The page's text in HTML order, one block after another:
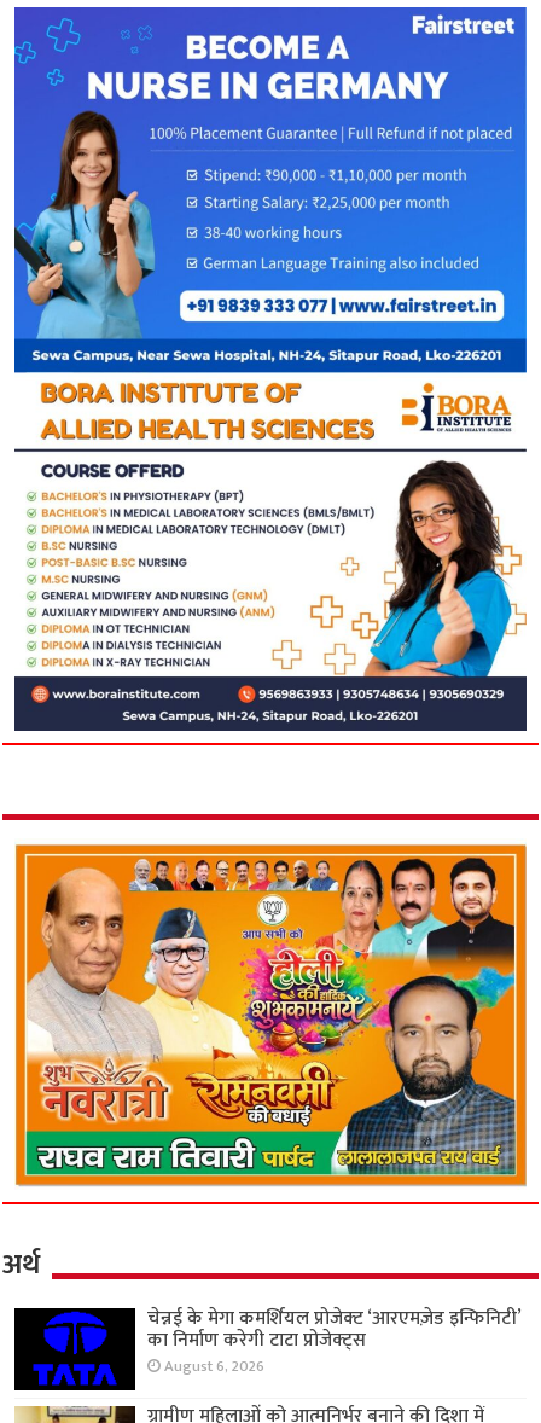
अर्थ
चेन्नई के मेगा कमर्शियल प्रोजेक्ट ‘आरएमज़ेड इन्फिनिटी’
का निर्माण करेगी टाटा प्रोजेक्ट्स
August 6, 2026